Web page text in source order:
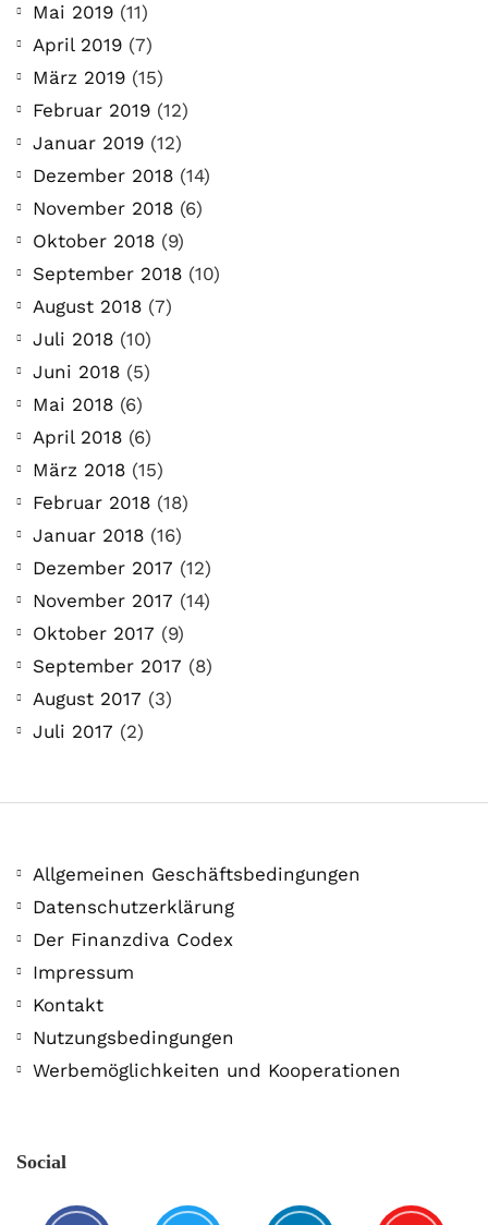
Mai 2019 (11)
April 2019 (7)
März 2019 (15)
Februar 2019 (12)
Januar 2019 (12)
Dezember 2018 (14)
November 2018 (6)
Oktober 2018 (9)
September 2018 (10)
August 2018 (7)
Juli 2018 (10)
Juni 2018 (5)
Mai 2018 (6)
April 2018 (6)
März 2018 (15)
Februar 2018 (18)
Januar 2018 (16)
Dezember 2017 (12)
November 2017 (14)
Oktober 2017 (9)
September 2017 (8)
August 2017 (3)
Juli 2017 (2)
Allgemeinen Geschäftsbedingungen
Datenschutzerklärung
Der Finanzdiva Codex
Impressum
Kontakt
Nutzungsbedingungen
Werbemöglichkeiten und Kooperationen
Social